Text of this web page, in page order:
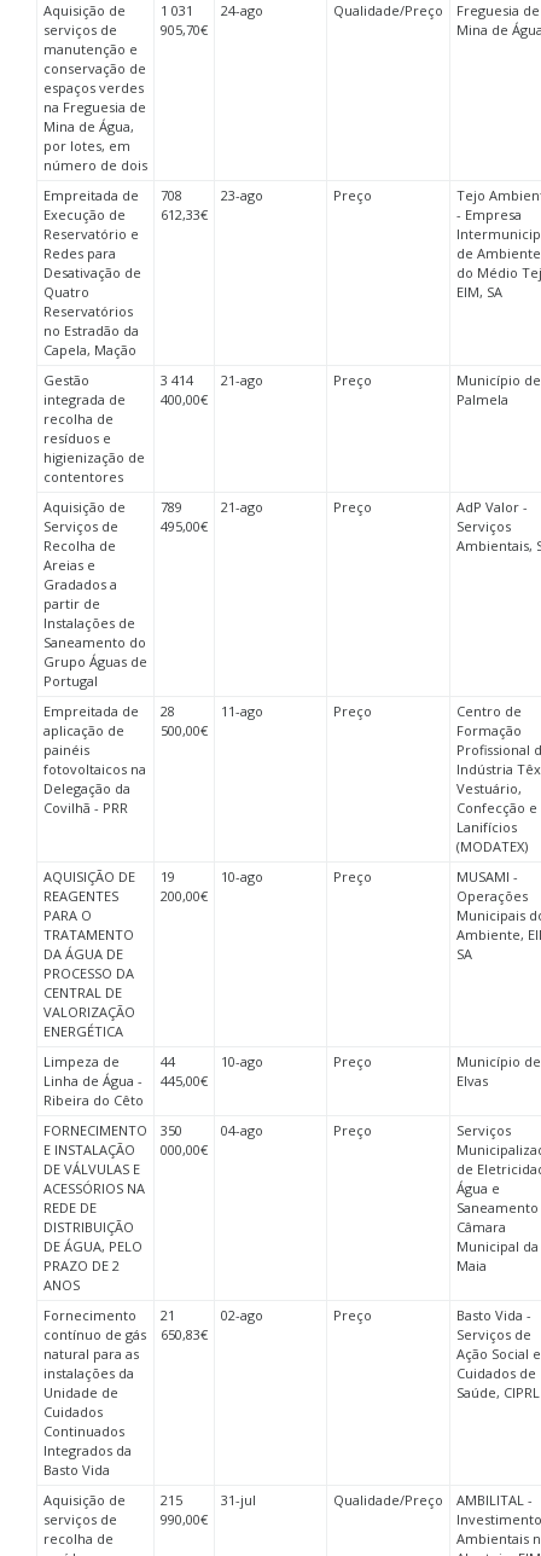
Aquisição de
serviços de
manutenção e
conservação de
espaços verdes
na Freguesia de
Mina de Água,
por lotes, em
número de dois
1 031
905,70€
24-ago Qualidade/Preço
Freguesia de
Mina de
Empreitada de
Execução de
Reservatório e
Redes para
Desativação de
Quatro
Reservatórios
no Estradão da
Capela, Mação
708
612,33€
23-ago Preço
Tejo
- Empresa
de Ambiente
do Médio
EIM, SA
Gestão
integrada de
recolha de
resíduos e
higienização de
contentores
3 414
400,00€
21-ago Preço
Município de
Palmela
Aquisição de
Serviços de
Recolha de
Areias e
Gradados a
partir de
Instalações de
Saneamento do
Grupo Águas de
Portugal
789
495,00€
21-ago Preço
AdP Valor -
Serviços
Ambientais,
Empreitada de
aplicação de
painéis
fotovoltaicos na
Delegação da
Covilhã - PRR
28
500,00€
11-ago Preço
Centro de
Formação
Profissional
Indústria
Vestuário,
Confecção e
Lanifícios
(MODATEX)
AQUISIÇÃO DE
REAGENTES
PARA O
TRATAMENTO
DA ÁGUA DE
PROCESSO DA
CENTRAL DE
VALORIZAÇÃO
ENERGÉTICA
19
200,00€
10-ago Preço
MUSAMI -
Operações
Municipais
Ambiente,
SA
Limpeza de
Linha de Água -
Ribeira do Cêto
44
445,00€
10-ago Preço
Município de
Elvas
FORNECIMENTO
E INSTALAÇÃO
DE VÁLVULAS E
ACESSÓRIOS NA
REDE DE
DISTRIBUIÇÃO
DE ÁGUA, PELO
PRAZO DE 2
ANOS
350
000,00€
04-ago Preço
Serviços
de
Água e
Saneamento
Câmara
Municipal da
Maia
Fornecimento
contínuo de gás
natural para as
instalações da
Unidade de
Cuidados
Continuados
Integrados da
Basto Vida
21
650,83€
02-ago Preço
Basto Vida -
Serviços de
Ação Social e
Cuidados de
Saúde, CIPRL
Aquisição de
serviços de
recolha de
215
990,00€
31-jul Qualidade/Preço
AMBILITAL -
Ambientais